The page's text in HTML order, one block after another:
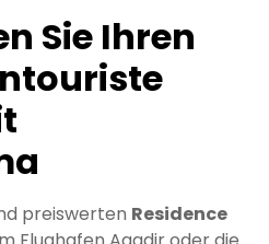
Sie Ihren
preiswerten Residence